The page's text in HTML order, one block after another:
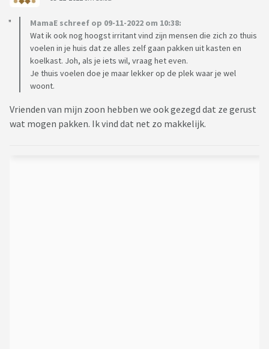
MamaE schreef op 09-11-2022 om 10:38:
Wat ik ook nog hoogst irritant vind zijn mensen die zich zo thuis
voelen in je huis dat ze alles zelf gaan pakken uit kasten en
koelkast. Joh, als je iets wil, vraag het even.
Je thuis voelen doe je maar lekker op de plek waar je wel
woont.
Vrienden van mijn zoon hebben we ook gezegd dat ze gerust
wat mogen pakken. Ik vind dat net zo makkelijk.